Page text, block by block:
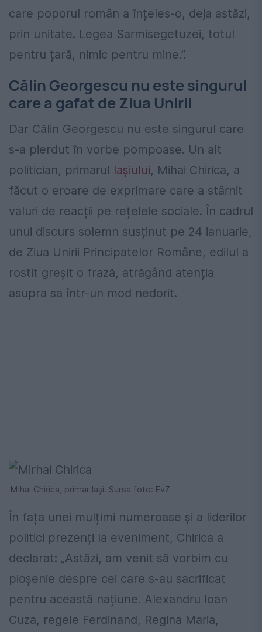
care poporul român a înțeles-o, deja astăzi,
prin unitate. Legea Sarmisegetuzei, totul
pentru țară, nimic pentru mine.”.
Călin Georgescu nu este singurul
care a gafat de Ziua Unirii
Dar Călin Georgescu nu este singurul care
s-a pierdut în vorbe pompoase. Un alt
politician, primarul Iașiului, Mihai Chirica, a
făcut o eroare de exprimare care a stârnit
valuri de reacții pe rețelele sociale. În cadrul
unui discurs solemn susținut pe 24 ianuarie,
de Ziua Unirii Principatelor Române, edilul a
rostit greșit o frază, atrăgând atenția
asupra sa într-un mod nedorit.
Mihai Chirica, primar Iași. Sursa foto: EvZ
În fața unei mulțimi numeroase și a liderilor
politici prezenți la eveniment, Chirica a
declarat: „Astăzi, am venit să vorbim cu
pioșenie despre cei care s-au sacrificat
pentru această națiune. Alexandru Ioan
Cuza, regele Ferdinand, Regina Maria,